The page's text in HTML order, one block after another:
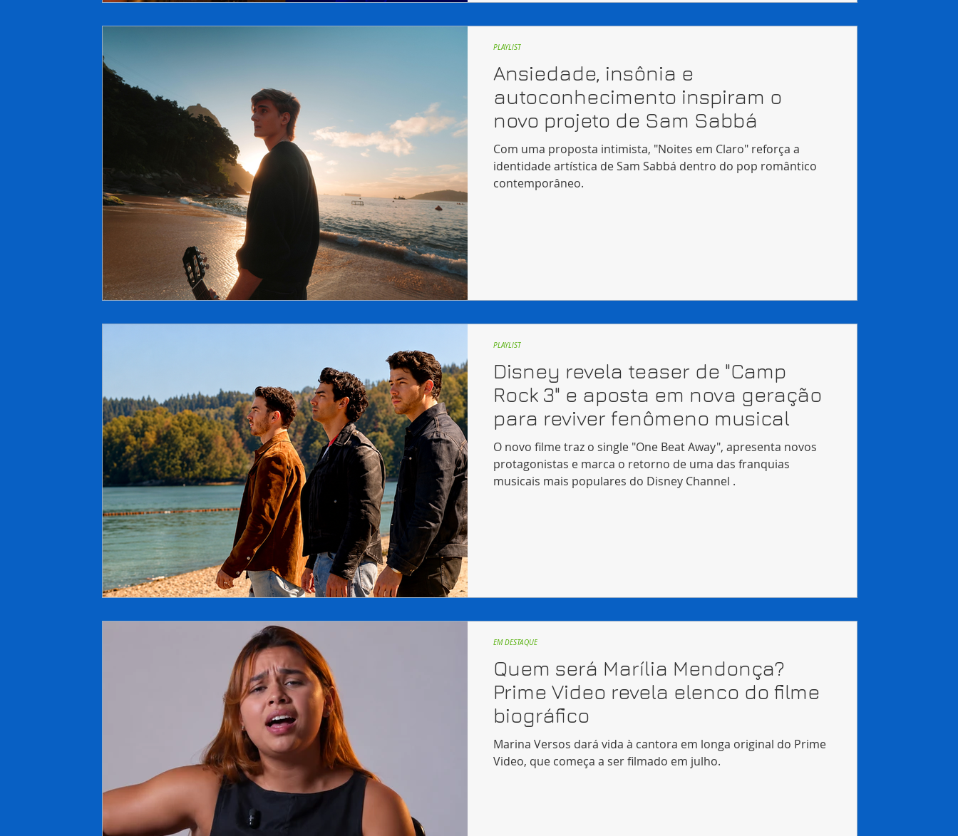
Ansiedade, insônia e
autoconhecimento inspiram o
novo projeto de Sam Sabbá
Com uma proposta intimista, "Noites em Claro" reforça a
identidade artística de Sam Sabbá dentro do pop romântico
contemporâneo.
PLAYLIST
Disney revela teaser de "Camp
Rock 3" e aposta em nova geração
para reviver fenômeno musical
O novo filme traz o single "One Beat Away", apresenta novos
protagonistas e marca o retorno de uma das franquias
musicais mais populares do Disney Channel .
PLAYLIST
Quem será Marília Mendonça?
Prime Video revela elenco do filme
biográfico
Marina Versos dará vida à cantora em longa original do Prime
Video, que começa a ser filmado em julho.
EM DESTAQUE